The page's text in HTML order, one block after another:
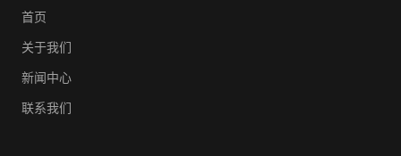
首页
关于我们
新闻中心
联系我们